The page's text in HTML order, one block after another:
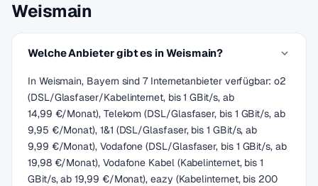
Weismain
Welche Anbieter gibt es in Weismain?
In Weismain, Bayern sind 7 Internetanbieter verfügbar: o2
(DSL/Glasfaser/Kabelinternet, bis 1 GBit/s, ab
14,99 €/Monat), Telekom (DSL/Glasfaser, bis 1 GBit/s, ab
9,95 €/Monat), 1&1 (DSL/Glasfaser, bis 1 GBit/s, ab
9,99 €/Monat), Vodafone (DSL/Glasfaser, bis 1 GBit/s, ab
19,98 €/Monat), Vodafone Kabel (Kabelinternet, bis 1
GBit/s, ab 19,99 €/Monat), eazy (Kabelinternet, bis 200